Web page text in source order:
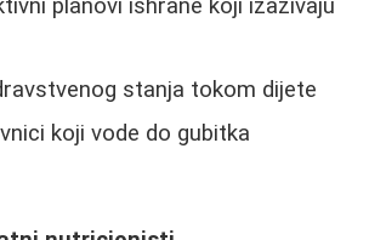
planovi ishrane koji izazivaju
stanja tokom dijete
koji vode do gubitka